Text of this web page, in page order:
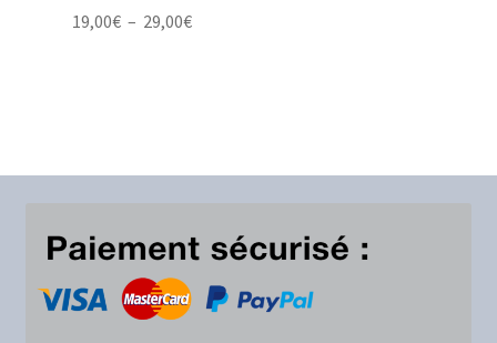
19,00€ – 29,00€Plage